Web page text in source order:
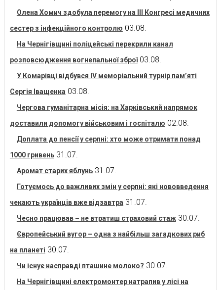
Олена Хомич здобула перемогу на ІІІ Конгресі медичних
сестер з інфекційного контролю 03.08.
На Чернігівщині поліцейські перекрили канал
розповсюдження вогнепальної зброї 03.08.
У Комарівці відбувся IV меморіальний турнір пам’яті
Сергія Іващенка 03.08.
Чергова гуманітарна місія: на Харківський напрямок
доставили допомогу військовим і госпіталю 02.08.
Доплата до пенсії у серпні: хто може отримати понад
1000 гривень 31.07.
Аромат старих яблунь 31.07.
Готуємось до важливих змін у серпні: які нововведення
чекають українців вже відзавтра 31.07.
Чесно працював – не втратиш страховий стаж 30.07.
Європейський вугор – одна з найбільш загадкових риб
на планеті 30.07.
Чи існує насправді пташине молоко? 30.07.
На Чернігівщині електромонтер натрапив у лісі на